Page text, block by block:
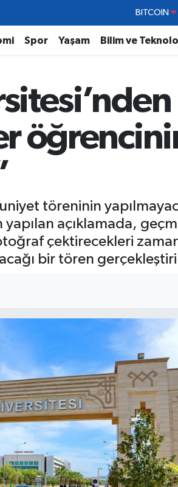
BITCOIN
Spor Yaşam Bilim ve
töreninin
yapılan açıklamada,
çektirecekleri
bir tören